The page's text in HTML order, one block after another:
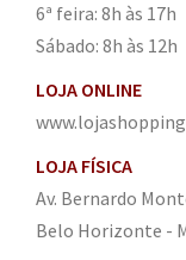
6ª feira: 8h às 17h
Sábado: 8h às 12h
LOJA ONLINE
LOJA FÍSICA
Av. Bernardo
Belo Horizonte -